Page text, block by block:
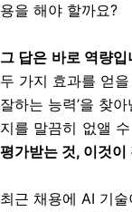
용을 해야 할까요?
그 답은 바로 역량입
두 가지 효과를 얻
잘하는 능력’을 찾
지를 말끔히 없앨
평가받는 것, 이것
최근 채용에 AI 기